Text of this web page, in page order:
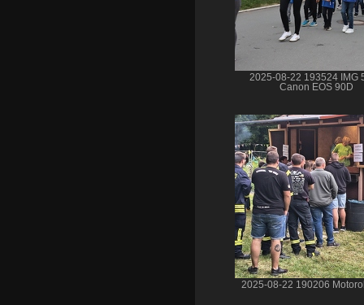
2025-08-22 193524 IMG
Canon EOS 90D
2025-08-22 190206